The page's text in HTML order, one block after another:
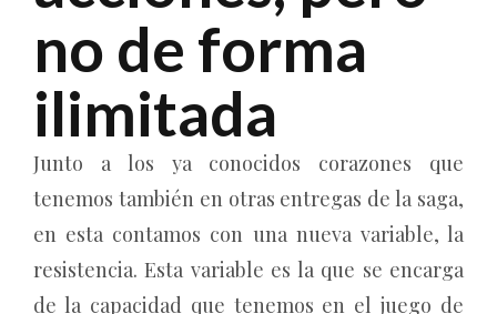
no de forma
ilimitada
Junto a los ya conocidos corazones que
tenemos también en otras entregas de la saga,
en esta contamos con una nueva variable, la
resistencia. Esta variable es la que se encarga
de la capacidad que tenemos en el juego de